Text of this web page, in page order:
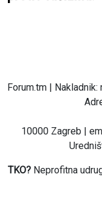
Forum.tm |
10000 Zagreb |
TKO?Neprofitna